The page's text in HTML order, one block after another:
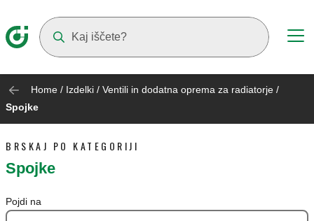
Home / Izdelki / Ventili in dodatna oprema za radiatorje /
Spojke
BRSKAJ PO KATEGORIJI
Spojke
Pojdi na